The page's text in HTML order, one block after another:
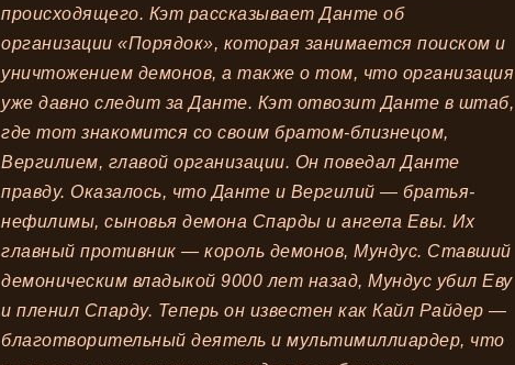
происходящего. Кэт рассказывает Данте об
организации «Порядок», которая занимается поиском и
уничтожением демонов, а также о том, что организация
уже давно следит за Данте. Кэт отвозит Данте в штаб,
где тот знакомится со своим братом-близнецом,
Вергилием, главой организации. Он поведал Данте
правду. Оказалось, что Данте и Вергилий — братья-
нефилимы, сыновья демона Спарды и ангела Евы. Их
главный противник — король демонов, Мундус. Ставший
демоническим владыкой 9000 лет назад, Мундус убил Еву
и пленил Спарду. Теперь он известен как Кайл Райдер —
благотворительный деятель и мультимиллиардер, что